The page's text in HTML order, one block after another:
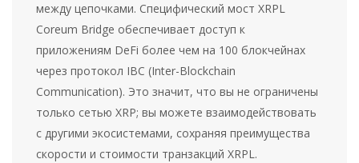
между цепочками. Специфический мостXRPL
Coreum Bridge обеспечивает доступ к
приложениям DeFi более чем на 100 блокчейнах
через протокол IBC (Inter-Blockchain
Communication). Это значит, что вы не ограничены
только сетью XRP; вы можете взаимодействовать
с другими экосистемами, сохраняя преимущества
скорости и стоимости транзакций XRPL.